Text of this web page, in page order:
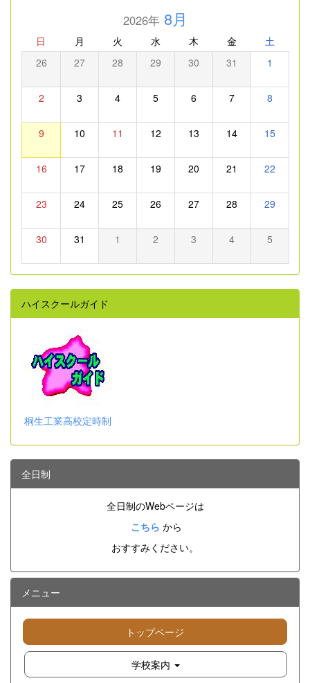
2026年8月
日 月 火 水 木 金 土
26 27 28 29 30 31 1
2 3 4 5 6 7 8
9 10 11 12 13 14 15
16 17 18 19 20 21 22
23 24 25 26 27 28 29
30 31 1 2 3 4 5
ハイスクールガイド
桐生工業高校定時制
全日制
全日制のWebページは
こちら から
おすすみください。
メニュー
トップページ
学校案内